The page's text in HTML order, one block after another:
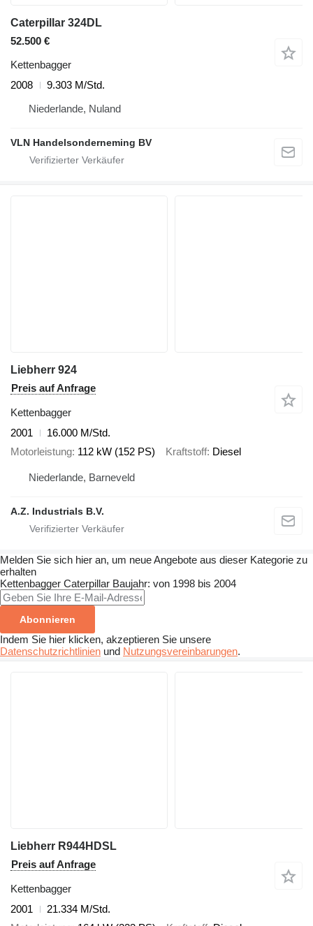
Caterpillar 324DL
52.500 €
Kettenbagger
2008
9.303 M/Std.
Niederlande, Nuland
VLN Handelsonderneming BV
Liebherr 924
Preis auf Anfrage
Kettenbagger
2001
16.000 M/Std.
Motorleistung 112 kW (152 PS) Kraftstoff Diesel
Niederlande, Barneveld
A.Z. Industrials B.V.
Melden Sie sich hier an, um neue Angebote aus dieser Kategorie zu
erhalten
Kettenbagger Caterpillar Baujahr: von 1998 bis 2004
Abonnieren
Indem Sie hier klicken, akzeptieren Sie unsere
Datenschutzrichtlinien und Nutzungsvereinbarungen.
Liebherr R944HDSL
Preis auf Anfrage
Kettenbagger
2001
21.334 M/Std.